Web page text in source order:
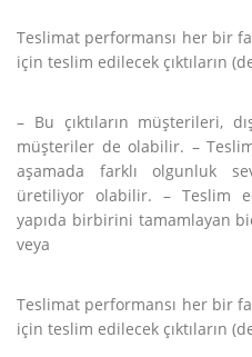
Teslimat performansı her bir
için teslim edilecek çıktıların
– Bu çıktıların müşterileri,
müşteriler de olabilir. –
aşamada farklı olgunluk
üretiliyor olabilir. – Teslim
yapıda birbirini tamamlayan
veya
Teslimat performansı her bir
için teslim edilecek çıktıların